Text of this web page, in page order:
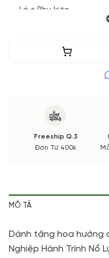
Lá + Phụ kiện
đảm bảo phong cách
Nếu có thay đổi về Hoa
Thêm vào giỏ
Freeship Q.3
Đơn Từ 400k
MÔ TẢ
Dành tặng hoa hướng
Nghiệp Hành Trình Nổ